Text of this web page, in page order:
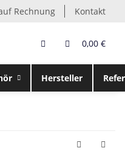
Rechnung Kontakt
0,00 €
Hersteller